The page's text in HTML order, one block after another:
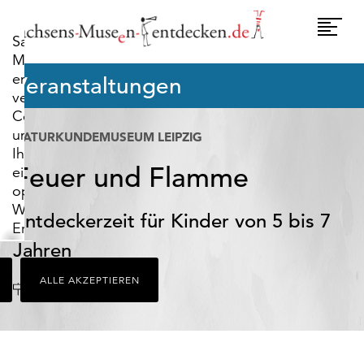
Sachsens-
Museen-
entdecken.de
verwendet
Cookies,
um
Ihnen
ein
optimales
Webseiten-
Erlebnis
zu
bieten.
Dazu
zählen
ALLE AKZEPTIEREN
Veranstaltungen
NATURKUNDEMUSEUM LEIPZIG
Feuer und Flamme
Entdeckerzeit für Kinder von 5 bis 7
Jahren
Leipzig Datum
Uhr